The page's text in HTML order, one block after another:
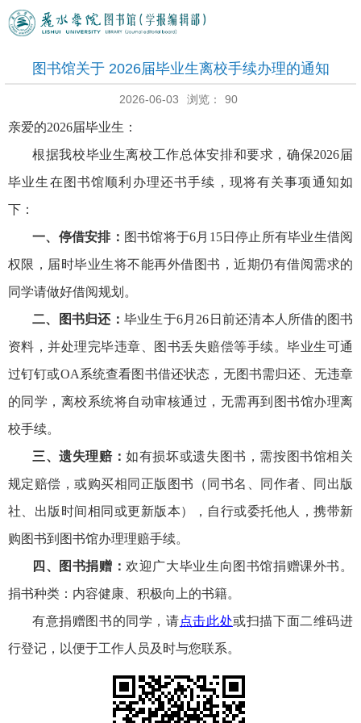
图书馆关于 2026届毕业生离校手续办理的通知
2026-06-03 浏览： 90
亲爱的2026届毕业生：
根据我校毕业生离校工作总体安排和要求，确保2026届
毕业生在图书馆顺利办理还书手续，现将有关事项通知如
下：
一、停借安排： 图书馆将于6月15日停止所有毕业生借阅
权限，届时毕业生将不能再外借图书，近期仍有借阅需求的
同学请做好借阅规划。
二、图书归还： 毕业生于6月26 日前还清本人所借的图书
资料，并处理完毕违章、图书丢失赔偿等手续。毕业生可通
过钉钉或OA系统查看图书借还状态，无图书需归还、无违章
的同学，离校系统将自动审核通过，无需再到图书馆办理离
校手续。
三、遗失理赔：如有损坏或遗失图书，需按图书馆相关
规定赔偿，或购买相同正版图书（同书名、同作者、同出版
社、出版时间相同或更新版本），自行或委托他人，携带新
购图书到图书馆办理理赔手续。
四、图书捐赠：欢迎广大毕业生向图书馆捐赠课外书。
捐书种类：内容健康、积极向上的书籍。
有意捐赠图书的同学，请点击此处或扫描下面二维码进
行登记，以便于工作人员及时与您联系。